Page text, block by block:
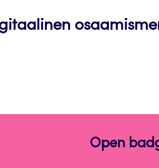
Open